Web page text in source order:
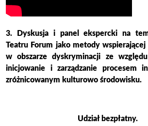
3. Dyskusja i panel ekspercki na
Teatru Forum jako metody wspierającej
w obszarze dyskryminacji ze
inicjowanie i zarządzanie procesem
zróżnicowanym kulturowo środowisku.
Udział bezpłatny.